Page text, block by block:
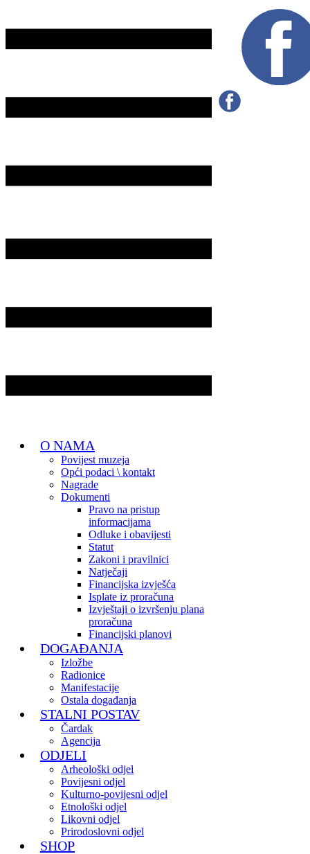
O NAMA
Povijest muzeja
Opći podaci \ kontakt
Nagrade
Dokumenti
Pravo na pristup
informacijama
Odluke i obavijesti
Statut
Zakoni i pravilnici
Natječaji
Financijska izvješća
Isplate iz proračuna
Izvještaji o izvršenju plana
proračuna
Financijski planovi
DOGAĐANJA
Izložbe
Radionice
Manifestacije
Ostala događanja
STALNI POSTAV
Čardak
Agencija
ODJELI
Arheološki odjel
Povijesni odjel
Kulturno-povijesni odjel
Etnološki odjel
Likovni odjel
Prirodoslovni odjel
SHOP